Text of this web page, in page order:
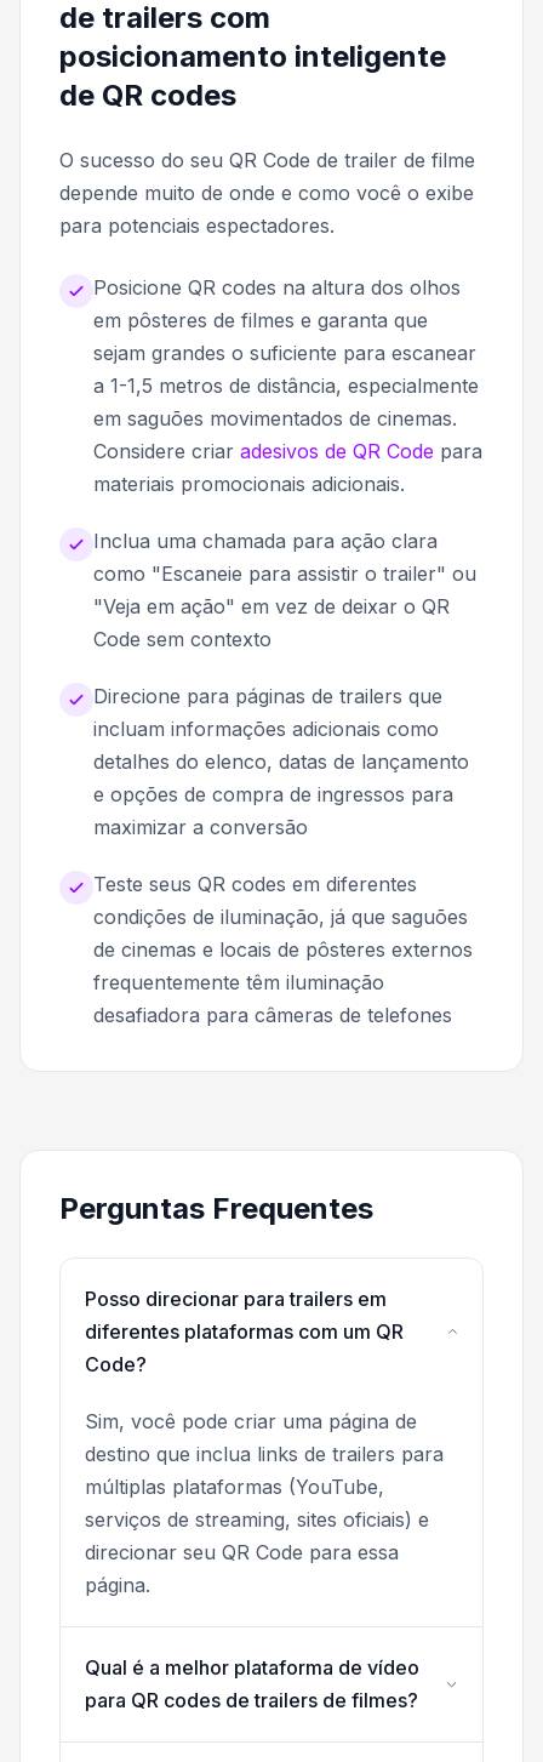
de trailers com
posicionamento inteligente
de QR codes
O sucesso do seu QR Code de trailer de filme
depende muito de onde e como você o exibe
para potenciais espectadores.
Posicione QR codes na altura dos olhos
em pôsteres de filmes e garanta que
sejam grandes o suficiente para escanear
a 1-1,5 metros de distância, especialmente
em saguões movimentados de cinemas.
Considere criar adesivos de QR Code para
materiais promocionais adicionais.
Inclua uma chamada para ação clara
como "Escaneie para assistir o trailer" ou
"Veja em ação" em vez de deixar o QR
Code sem contexto
Direcione para páginas de trailers que
incluam informações adicionais como
detalhes do elenco, datas de lançamento
e opções de compra de ingressos para
maximizar a conversão
Teste seus QR codes em diferentes
condições de iluminação, já que saguões
de cinemas e locais de pôsteres externos
frequentemente têm iluminação
desafiadora para câmeras de telefones
Perguntas Frequentes
Posso direcionar para trailers em
diferentes plataformas com um QR
Code?
Sim, você pode criar uma página de
destino que inclua links de trailers para
múltiplas plataformas (YouTube,
serviços de streaming, sites oficiais) e
direcionar seu QR Code para essa
página.
Qual é a melhor plataforma de vídeo
para QR codes de trailers de filmes?